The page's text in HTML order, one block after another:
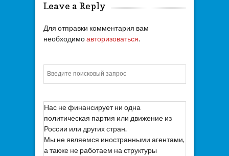
Leave a Reply
Для отправки комментария вам
необходимоавторизоваться.
Нас не финансирует ни одна
политическая партия или движение из
России или других стран.
Мы не являемся иностранными агентами,
а также не работаем на структуры